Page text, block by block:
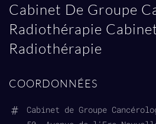
Cabinet De Groupe
Radiothérapie
Radiothérapie
COORDONNÉES
Cabinet de Groupe